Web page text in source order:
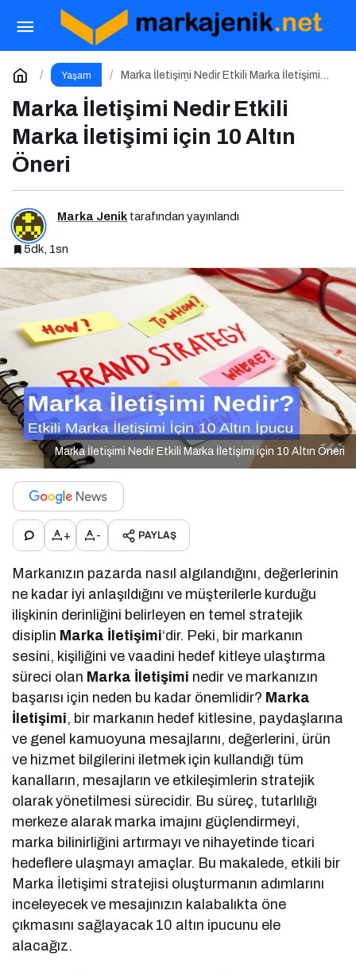
Yaşam
Marka İletişimi Nedir Etkili Marka İletişimi
Marka İletişimi Nedir Etkili
Marka İletişimi için 10 Altın
Öneri
Marka Jenik tarafından yayınlandı
5dk, 1sn
Marka İletişimi Nedir Etkili Marka İletişimi için 10 Altın Öneri
+ - PAYLAŞ
Markanızın pazarda nasıl algılandığını, değerlerinin
ne kadar iyi anlaşıldığını ve müşterilerle kurduğu
ilişkinin derinliğini belirleyen en temel stratejik
disiplin Marka İletişimi‘dir. Peki, bir markanın
sesini, kişiliğini ve vaadini hedef kitleye ulaştırma
süreci olan Marka İletişimi nedir ve markanızın
başarısı için neden bu kadar önemlidir? Marka
İletişimi, bir markanın hedef kitlesine, paydaşlarına
ve genel kamuoyuna mesajlarını, değerlerini, ürün
ve hizmet bilgilerini iletmek için kullandığı tüm
kanalların, mesajların ve etkileşimlerin stratejik
olarak yönetilmesi sürecidir. Bu süreç, tutarlılığı
merkeze alarak marka imajını güçlendirmeyi,
marka bilinirliğini artırmayı ve nihayetinde ticari
hedeflere ulaşmayı amaçlar. Bu makalede, etkili bir
Marka İletişimi stratejisi oluşturmanın adımlarını
inceleyecek ve mesajınızın kalabalıkta öne
çıkmasını sağlayacak 10 altın ipucunu ele
alacağız.
FLORMAR’DAN YENİ LATTE ADDICTION
KOLEKSİYONU: Kahvenin sıcak tonlarıyla makyaj
rutinine doğal bir sıcaklık kat!
Yorum Yap